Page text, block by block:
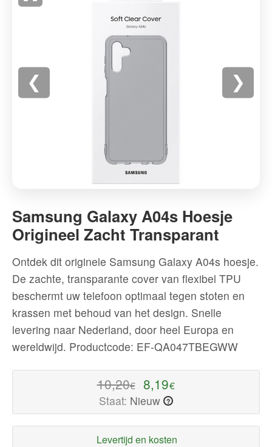
❮ ❯
Galaxy
A04s
Hoesje
Origineel
Zacht
Transparant
-
Hoogwaardige
kwaliteit
Telefoonhoesjes
wereldwijde
Samsung Galaxy A04s Hoesje
Origineel Zacht Transparant
Ontdek dit originele Samsung Galaxy A04s hoesje.
De zachte, transparante cover van flexibel TPU
beschermt uw telefoon optimaal tegen stoten en
krassen met behoud van het design. Snelle
levering naar Nederland, door heel Europa en
wereldwijd. Productcode: EF-QA047TBEGWW
10,20€ 8,19€
Staat: Nieuw ?
Levertijd en kosten